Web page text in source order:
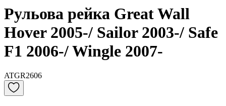
Рульова рейка Great Wall
Hover 2005-/ Sailor 2003-/ Safe
F1 2006-/ Wingle 2007-
ATGR2606